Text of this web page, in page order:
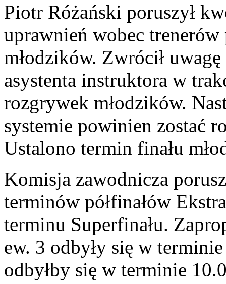
Piotr Różański poruszył
uprawnień wobec
młodzików. Zwrócił
asystenta instruktora w
rozgrywek młodzików.
systemie powinien zostać
Ustalono termin finału
Komisja zawodnicza
terminów półfinałów
terminu Superfinału.
ew. 3 odbyły się w
odbyłby się w terminie